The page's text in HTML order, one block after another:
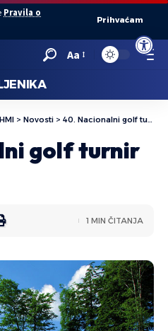
Open
Pravila o
Prihvaćam
Aa
> Novosti > 40. Nacionalni golf turnir Zajednice
golf turnir
1 MIN ČITANJA